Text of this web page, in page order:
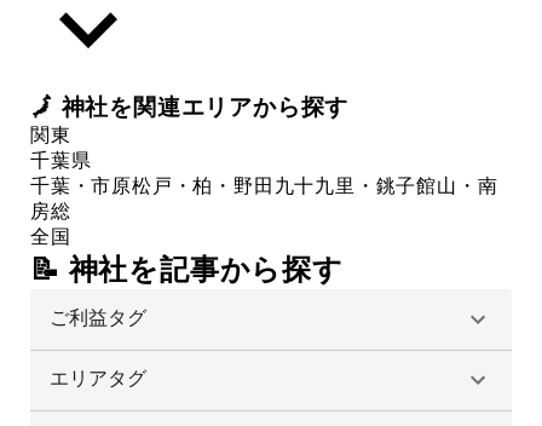
🗾神社を関連エリアから探す
関東
千葉県
千葉・市原松戸・柏・野田 九十九里・銚子館山・南
房総
全国
📝 神社を記事から探す
ご利益タグ
エリアタグ